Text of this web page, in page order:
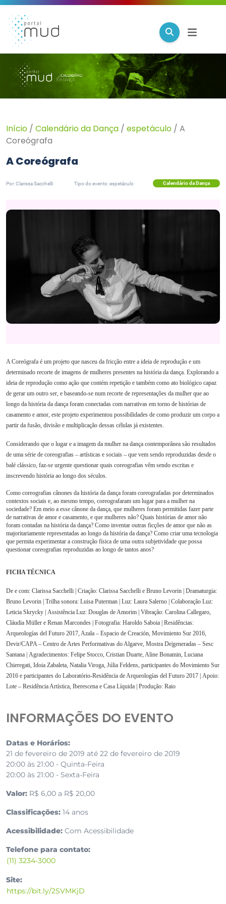
Início / Calendário da Dança / espetáculo / A
Coreógrafa
A Coreógrafa
Por: Clarissa Sacchelli Tipo do evento: espetáculo Calendário da Dança
A Coreógrafa é um projeto que nasceu da fricção entre a ideia de reprodução e um
determinado recorte de imagens de mulheres presentes na história da dança. Explorando a
ideia de reprodução como ação que contém repetição e também como ato biológico capaz
de gerar um outro ser, e baseando-se num recorte de representações da mulher que ao
longo da história da dança foram conectadas com narrativas em torno de histórias de
casamento e amor, este projeto experimentou possibilidades de como produzir um corpo a
partir da fusão, divisão e multiplicação dessas células já existentes.
Considerando que o lugar e a imagem da mulher na dança contemporânea são resultados
de uma série de coreografias – artísticas e sociais – que vem sendo reproduzidas desde o
balé clássico, faz-se urgente questionar quais coreografias vêm sendo escritas e
inscrevendo história ao longo dos séculos.
Como coreografias cânones da história da dança foram coreografadas por determinados
contextos sociais e, ao mesmo tempo, coreografaram um lugar para a mulher na
sociedade? Em meio a esse cânone da dança, que mulheres foram permitidas fazer parte
de narrativas de amor e casamento, e que mulheres não? Quais histórias de amor não
foram contadas na história da dança? Como inventar outras ficções de amor que não as
majoritariamente representadas ao longo da história da dança? Como criar uma tecnologia
que permita experimentar a construção física de uma outra subjetividade que possa
questionar coreografias reproduzidas ao longo de tantos anos?
FICHA TÉCNICA
De e com: Clarissa Sacchelli | Criação: Clarissa Sacchelli e Bruno Levorin | Dramaturgia:
Bruno Levorin | Trilha sonora: Luisa Puterman | Luz: Laura Salerno | Colaboração Luz:
Leticia Skrycky | Assistência Luz: Douglas de Amorim | Vibração: Carolina Callegaro,
Cláudia Müller e Renan Marcondes | Fotografia: Haroldo Saboia | Residências:
Arqueologías del Futuro 2017, Azala – Espacio de Creación, Movimiento Sur 2016,
Devir/CAPA – Centro de Artes Performativas do Algarve, Mostra De|generadas – Sesc
Santana | Agradecimentos: Felipe Stocco, Cristian Duarte, Aline Bonamin, Luciana
Chieregati, Idoia Zabaleta, Natalia Viroga, Júlia Feldens, participantes do Movimiento Sur
2016 e participantes do Laboratório-Residência de Arqueologías del Futuro 2017 | Apoio:
Lote – Residência Artística, Iberescena e Casa Líquida | Produção: Raio
INFORMAÇÕES DO EVENTO
Datas e Horários:
21 de fevereiro de 2019 até 22 de fevereiro de 2019
20:00 às 21:00 - Quinta-Feira
20:00 às 21:00 - Sexta-Feira
Valor: R$ 6,00 a R$ 20,00
Classificações: 14 anos
Acessibilidade: Com Acessibilidade
Telefone para contato:
(11) 3234-3000
Site:
https://bit.ly/2SVMKjD